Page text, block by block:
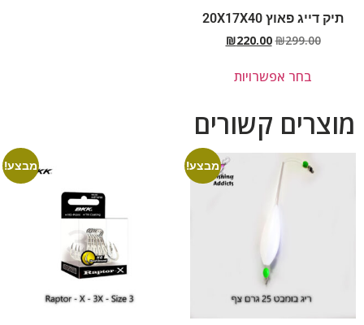
תיק דייג פאוץ 20X17X40
₪299.00
₪220.00
בחר אפשרויות
מוצרים קשורים
מבצע! מבצע!